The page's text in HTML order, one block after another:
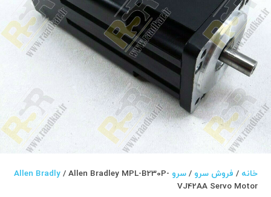
خانه / فروش سرو /سرو Allen Bradly / Allen Bradley MPL-B230P-
VJ42AA Servo Motor